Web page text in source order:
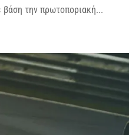
την πρωτοποριακή...